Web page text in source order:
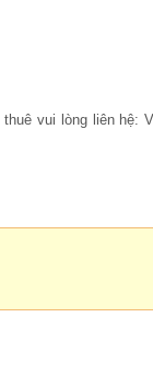
vui lòng liên hệ: